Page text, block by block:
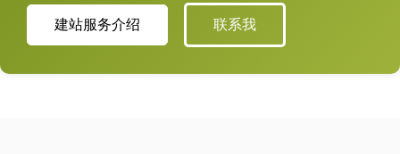
建站服务介绍 联系我